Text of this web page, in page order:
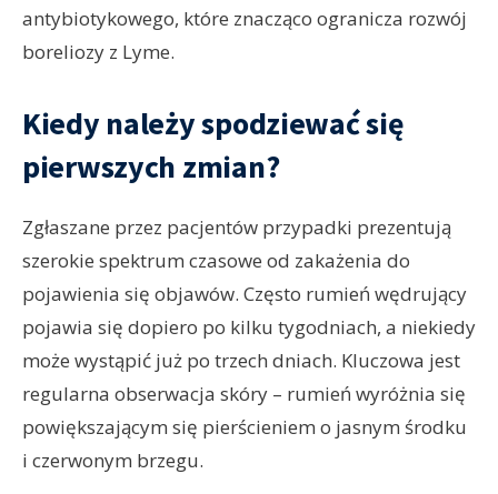
antybiotykowego, które znacząco ogranicza rozwój
boreliozy z Lyme.
Kiedy należy spodziewać się
pierwszych zmian?
Zgłaszane przez pacjentów przypadki prezentują
szerokie spektrum czasowe od zakażenia do
pojawienia się objawów. Często rumień wędrujący
pojawia się dopiero po kilku tygodniach, a niekiedy
może wystąpić już po trzech dniach. Kluczowa jest
regularna obserwacja skóry – rumień wyróżnia się
powiększającym się pierścieniem o jasnym środku
i czerwonym brzegu.